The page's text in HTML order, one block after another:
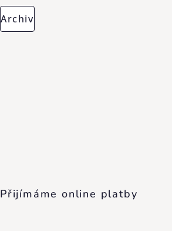
Archiv
Přijímáme online platby